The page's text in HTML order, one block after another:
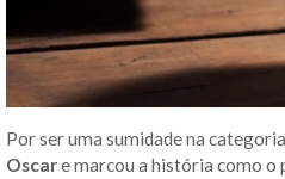
Por ser uma sumidade na
Oscare marcou a história como